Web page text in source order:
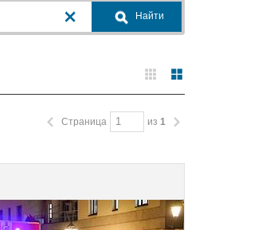
Найти
Страница из 1